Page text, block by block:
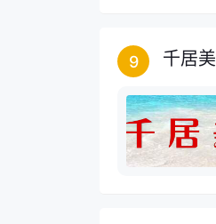
9 千居美